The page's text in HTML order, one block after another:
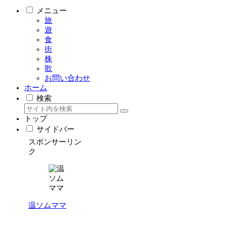
メニュー
旅
遊
食
街
株
歌
お問い合わせ
ホーム
検索
トップ
サイドバー
スポンサーリン
ク
温ソムママ